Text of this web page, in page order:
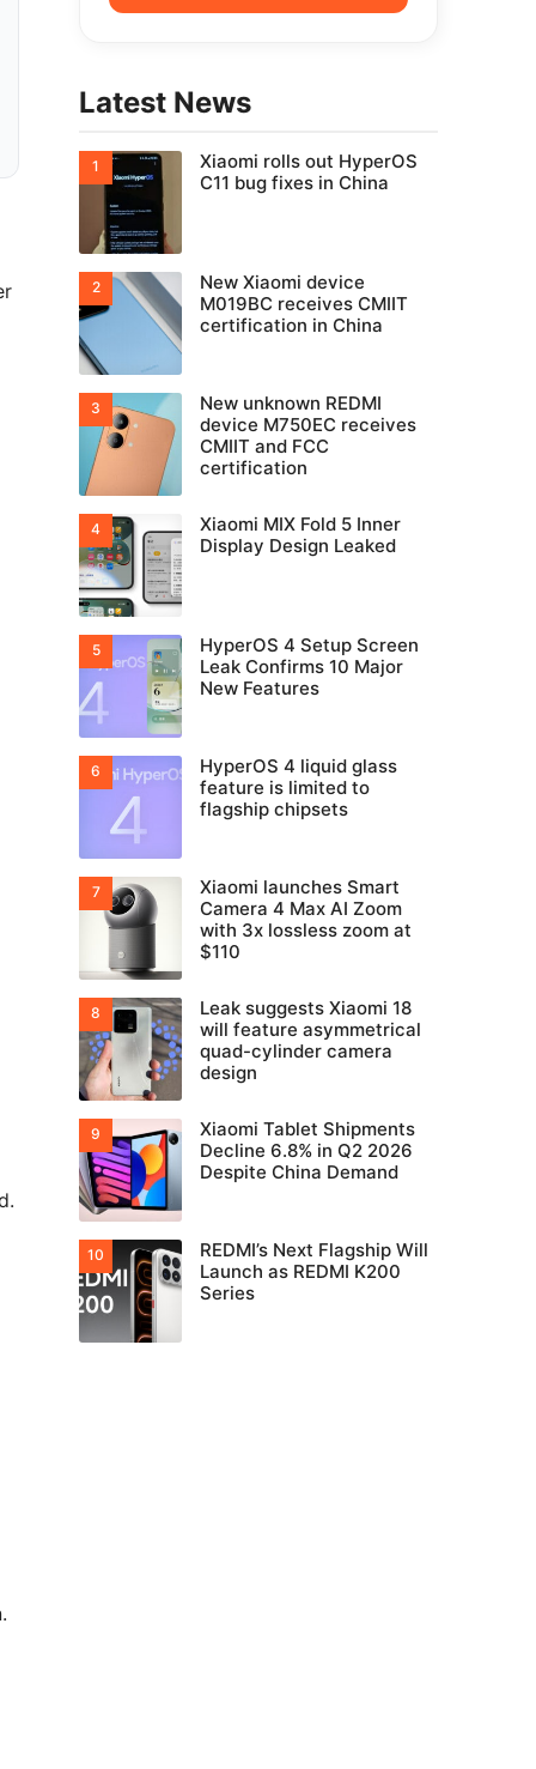
Latest News
Xiaomi rolls out HyperOS
C11 bug fixes in China
New Xiaomi device
M019BC receives CMIIT
certification in China
New unknown REDMI
device M750EC receives
CMIIT and FCC
certification
Xiaomi MIX Fold 5 Inner
Display Design Leaked
HyperOS 4 Setup Screen
Leak Confirms 10 Major
New Features
HyperOS 4 liquid glass
feature is limited to
flagship chipsets
Xiaomi launches Smart
Camera 4 Max AI Zoom
with 3x lossless zoom at
$110
Leak suggests Xiaomi 18
will feature asymmetrical
quad-cylinder camera
design
Xiaomi Tablet Shipments
Decline 6.8% in Q2 2026
Despite China Demand
REDMI’s Next Flagship Will
Launch as REDMI K200
Series